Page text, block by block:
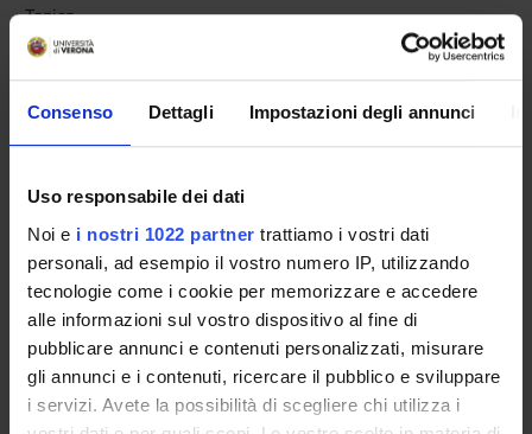
Consenso Dettagli Impostazioni degli annunci
Uso responsabile dei dati
Noi e i nostri 1022 partner trattiamo i vostri dati
personali, ad esempio il vostro numero IP, utilizzando
tecnologie come i cookie per memorizzare e accedere
alle informazioni sul vostro dispositivo al fine di
pubblicare annunci e contenuti personalizzati, misurare
gli annunci e i contenuti, ricercare il pubblico e sviluppare
i servizi. Avete la possibilità di scegliere chi utilizza i
>Topics
The artistic heritage of the Byzantine context will be
investigated following a fluid scansion by periods, in which
the intrinsic characteristics of the languages make it possible
to trace homogeneous areas. Particular emphasis is given to
The course is structured according to a temporal perspective:
- the early Byzantine era, from the Constantinian foundation
of the capital of the East to the Justinian renaissance;
- the so-called Golden Age of Justinian I;
- the age of iconoclasm;
- the Middle Byzantine era, from the Macedonian renaissance
to the Comnenian phase;
- the late Byzantine era, from the conquest of Constantinople
to the Palaeologians.